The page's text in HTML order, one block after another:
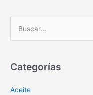
c
r
Categorías
Aceite